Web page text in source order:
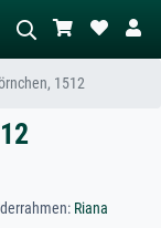
KI-Bildersuche
die Szene – z.B. Grüne
mit viel Rot, Dunkles
Akt neben einem
1512
Riana